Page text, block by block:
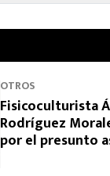
OTROS
Fisicoculturista
Rodríguez
por el presunto